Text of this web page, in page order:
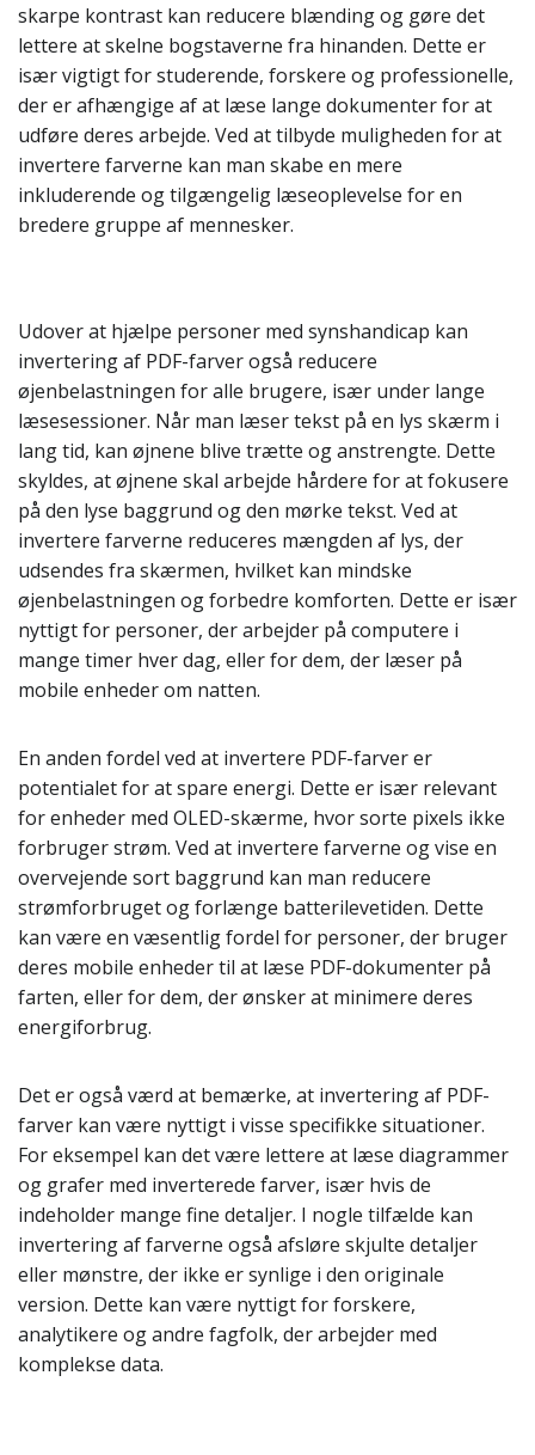
skarpe kontrast kan reducere blænding og gøre det
lettere at skelne bogstaverne fra hinanden. Dette er
især vigtigt for studerende, forskere og professionelle,
der er afhængige af at læse lange dokumenter for at
udføre deres arbejde. Ved at tilbyde muligheden for at
invertere farverne kan man skabe en mere
inkluderende og tilgængelig læseoplevelse for en
bredere gruppe af mennesker.
Udover at hjælpe personer med synshandicap kan
invertering af PDF-farver også reducere
øjenbelastningen for alle brugere, især under lange
læsesessioner. Når man læser tekst på en lys skærm i
lang tid, kan øjnene blive trætte og anstrengte. Dette
skyldes, at øjnene skal arbejde hårdere for at fokusere
på den lyse baggrund og den mørke tekst. Ved at
invertere farverne reduceres mængden af lys, der
udsendes fra skærmen, hvilket kan mindske
øjenbelastningen og forbedre komforten. Dette er især
nyttigt for personer, der arbejder på computere i
mange timer hver dag, eller for dem, der læser på
mobile enheder om natten.
En anden fordel ved at invertere PDF-farver er
potentialet for at spare energi. Dette er især relevant
for enheder med OLED-skærme, hvor sorte pixels ikke
forbruger strøm. Ved at invertere farverne og vise en
overvejende sort baggrund kan man reducere
strømforbruget og forlænge batterilevetiden. Dette
kan være en væsentlig fordel for personer, der bruger
deres mobile enheder til at læse PDF-dokumenter på
farten, eller for dem, der ønsker at minimere deres
energiforbrug.
Det er også værd at bemærke, at invertering af PDF-
farver kan være nyttigt i visse specifikke situationer.
For eksempel kan det være lettere at læse diagrammer
og grafer med inverterede farver, især hvis de
indeholder mange fine detaljer. I nogle tilfælde kan
invertering af farverne også afsløre skjulte detaljer
eller mønstre, der ikke er synlige i den originale
version. Dette kan være nyttigt for forskere,
analytikere og andre fagfolk, der arbejder med
komplekse data.